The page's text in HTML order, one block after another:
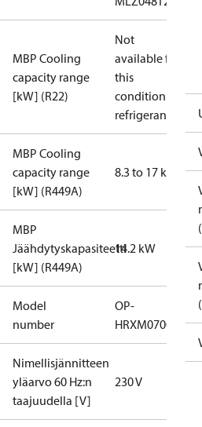
MBP Cooling
capacity range
[kW] (R22)
Not
available for
this
condition /
refrigerant
MBP Cooling
capacity range
[kW] (R449A)
8.3 to 17 kW
MBP
Jäähdytyskapasiteetti
[kW] (R449A)
14.2 kW
Model
number
OP-
Nimellisjännitteen
yläarvo 60 Hz:n
taajuudella [V]
230 V